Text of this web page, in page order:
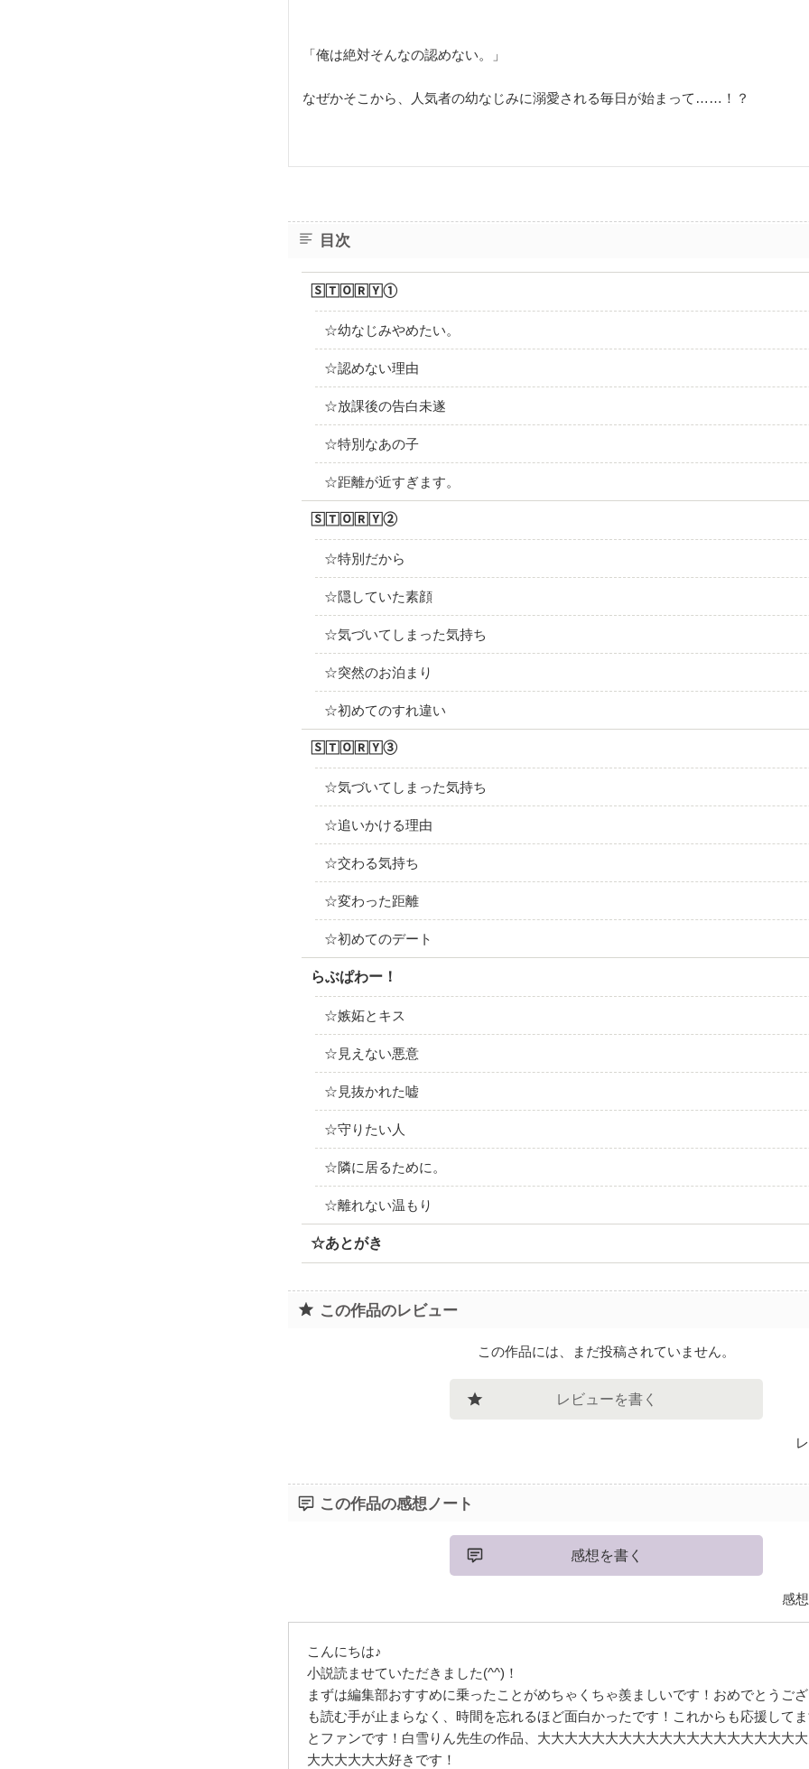
「俺は絶対そんなの認めない。」
なぜかそこから、人気者の幼なじみに溺愛される毎日が始まって……！？
目次
🅂🅃🄾🅁🅈①
☆幼なじみやめたい。
☆認めない理由
☆放課後の告白未遂
☆特別なあの子
☆距離が近すぎます。
🅂🅃🄾🅁🅈②
☆特別だから
☆隠していた素顔
☆気づいてしまった気持ち
☆突然のお泊まり
☆初めてのすれ違い
🅂🅃🄾🅁🅈③
☆気づいてしまった気持ち
☆追いかける理由
☆交わる気持ち
☆変わった距離
☆初めてのデート
らぶぱわー！
☆嫉妬とキス
☆見えない悪意
☆見抜かれた嘘
☆守りたい人
☆隣に居るために。
☆離れない温もり
☆あとがき
この作品のレビュー
この作品には、まだ投稿されていません。
レビューを書く
この作品の感想ノート
感想を書く
感
こんにちは♪
小説読ませていただきました(^^)！
まずは編集部おすすめに乗ったことがめちゃくちゃ羨ましいです！おめでとうご
も読む手が止まらなく、時間を忘れるほど面白かったです！これからも応援して
とファンです！白雪りん先生の作品、大大大大大大大大大大大大大大大大大大大
大大大大大大好きです！